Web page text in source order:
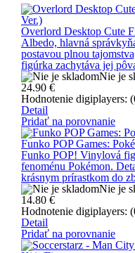
Overlord Desktop Cute
Albedo, hlavná
postavou plnou
figúrka zachytáva jej
Nie je
24.90 €
Hodnotenie digiplayers:
Detail
Pridať na porovnanie
Funko POP Games:
Funko POP! Vinylová
fenoménu Pokémon.
krásnym prírastkom do
Nie je
14.80 €
Hodnotenie digiplayers:
Detail
Pridať na porovnanie